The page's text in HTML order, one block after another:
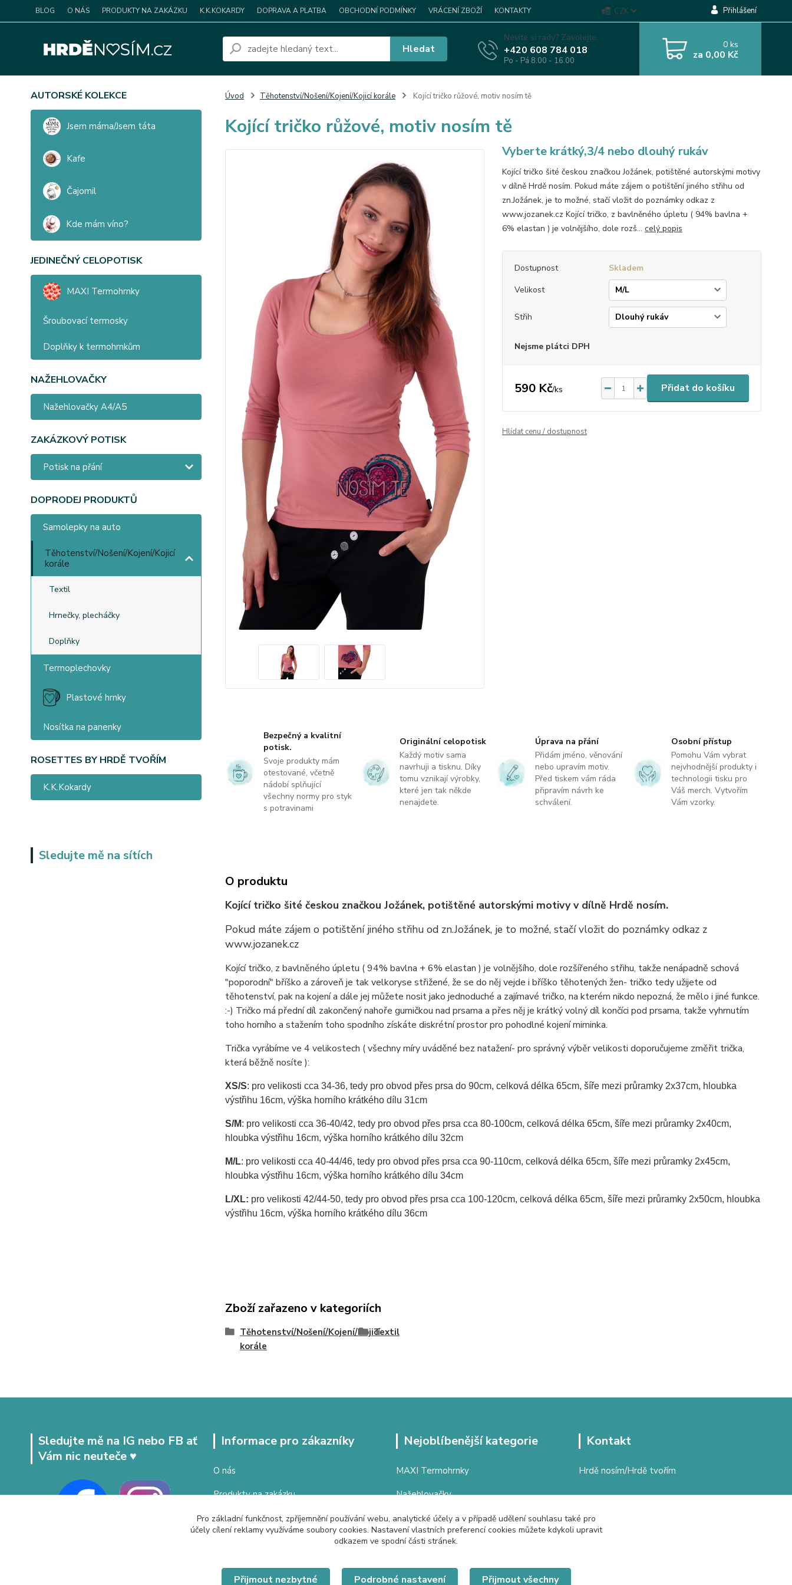
BLOG O NÁS PRODUKTY NA ZAKÁZKU K.K.KOKARDY DOPRAVA A PLATBA OBCHODNÍ PODMÍNKY VRÁCENÍ ZBOŽÍ KONTAKTY CZK Přihlášení
Hledat
Nevíte si rady? Zavolejte.
+420 608 784 018
Po - Pá 8.00 - 16.00
0ks
za 0,00 Kč
AUTORSKÉ KOLEKCE
Jsem máma/Jsem táta
Kafe
Čajomil
Kde mám víno?
JEDINEČNÝ CELOPOTISK
MAXI Termohrnky
Šroubovací termosky
Doplňky k termohrnkům
NAŽEHLOVAČKY
Nažehlovačky A4/A5
ZAKÁZKOVÝ POTISK
Potisk na přání
DOPRODEJ PRODUKTŮ
Samolepky na auto
Těhotenství/Nošení/Kojení/Kojicí
korále
Textil
Hrnečky, plecháčky
Doplňky
Termoplechovky
Plastové hrnky
Nosítka na panenky
ROSETTES BY HRDĚ TVOŘÍM
K.K.Kokardy
Sledujte mě na sítích
Úvod Těhotenství/Nošení/Kojení/Kojicí korále Kojící tričko růžové, motiv nosím tě
Kojící tričko růžové, motiv nosím tě
Vyberte krátký,3/4 nebo dlouhý rukáv
Kojící tričko šité českou značkou Jožánek, potištěné autorskými motivy
v dílně Hrdě nosím. Pokud máte zájem o potištění jiného střihu od
zn.Jožánek, je to možné, stačí vložit do poznámky odkaz z
www.jozanek.cz Kojící tričko, z bavlněného úpletu ( 94% bavlna +
6% elastan ) je volnějšího, dole rozš... celý popis
Dostupnost
Skladem
Velikost
Střih
Nejsme plátci DPH
590 Kč/ks Přidat do košíku
Hlídat cenu / dostupnost
Bezpečný a kvalitní
potisk.
Svoje produkty mám
otestované, včetně
nádobí splňující
všechny normy pro styk
s potravinami
Originální celopotisk
Každý motiv sama
navrhuji a tisknu. Díky
tomu vznikají výrobky,
které jen tak někde
nenajdete.
Úprava na přání
Přidám jméno, věnování
nebo upravím motiv.
Před tiskem vám ráda
připravím návrh ke
schválení.
Osobní přístup
Pomohu Vám vybrat
nejvhodnější produkty i
technologii tisku pro
Váš merch. Vytvořím
Vám vzorky.
O produktu
Kojící tričko šité českou značkou Jožánek, potištěné autorskými motivy v dílně Hrdě nosím.
Pokud máte zájem o potištění jiného střihu od zn.Jožánek, je to možné, stačí vložit do poznámky odkaz z
www.jozanek.cz
Kojící tričko, z bavlněného úpletu ( 94% bavlna + 6% elastan ) je volnějšího, dole rozšířeného střihu, takže nenápadně schová
"poporodní" bříško a zároveň je tak velkoryse střižené, že se do něj vejde i bříško těhotených žen- tričko tedy užijete od
těhotenství, pak na kojení a dále jej můžete nosit jako jednoduché a zajímavé tričko, na kterém nikdo nepozná, že mělo i jiné funkce.
:-) Tričko má přední díl zakončený nahoře gumičkou nad prsama a přes něj je krátký volný díl končíci pod prsama, takže vyhrnutím
toho horního a stažením toho spodního získáte diskrétní prostor pro pohodlné kojení miminka.
Trička vyrábíme ve 4 velikostech ( všechny míry uváděné bez natažení- pro správný výběr velikosti doporučujeme změřit trička,
která běžně nosíte ):
XS/S: pro velikosti cca 34-36, tedy pro obvod přes prsa do 90cm, celková délka 65cm, šíře mezi průramky 2x37cm, hloubka
výstřihu 16cm, výška horního krátkého dílu 31cm
S/M: pro velikosti cca 36-40/42, tedy pro obvod přes prsa cca 80-100cm, celková délka 65cm, šíře mezi průramky 2x40cm,
hloubka výstřihu 16cm, výška horního krátkého dílu 32cm
M/L: pro velikosti cca 40-44/46, tedy pro obvod přes prsa cca 90-110cm, celková délka 65cm, šíře mezi průramky 2x45cm,
hloubka výstřihu 16cm, výška horního krátkého dílu 34cm
L/XL: pro velikosti 42/44-50, tedy pro obvod přes prsa cca 100-120cm, celková délka 65cm, šíře mezi průramky 2x50cm, hloubka
výstřihu 16cm, výška horního krátkého dílu 36cm
Zboží zařazeno v kategoriích
Těhotenství/Nošení/Kojení/Kojicí
korále
Textil
Sledujte mě na IG nebo FB ať
Vám nic neuteče ♥
Informace pro zákazníky
O nás
Produkty na zakázku
Doprava a platba
Vrácení zboží
Nejoblíbenější kategorie
MAXI Termohrnky
Nažehlovačky
Kontakt
Hrdě nosím/Hrdě tvořím
+420 608 784 018
Po - Pá 8.00 - 16.00
Pro základní funkčnost, zpříjemnění používání webu, analytické účely a v případě udělení souhlasu také pro
účely cílení reklamy využíváme soubory cookies. Nastavení vlastních preferencí cookies můžete kdykoli upravit
odkazem ve spodní části stránek.
Přijmout nezbytné Podrobné nastavení Přijmout všechny